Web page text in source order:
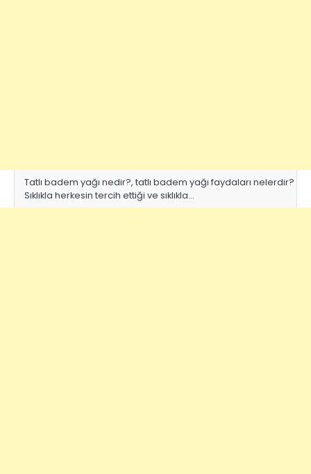
Tatlı badem yağı nedir?, tatlı badem yağı faydaları nelerdir?
Sıklıkla herkesin tercih ettiği ve sıklıkla…